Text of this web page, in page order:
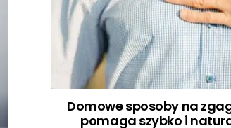
Domowe sposoby na
pomaga szybko i